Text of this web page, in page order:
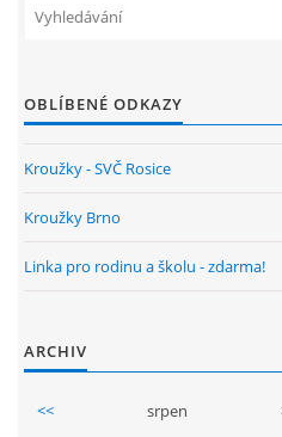
ARCHIV
NAŠE ÚSPĚCHY
OBLÍBENÉ ODKAZY
Kroužky - SVČ Rosice
Kroužky Brno
Linka pro rodinu a školu - zdarma!
ARCHIV
<< srpen